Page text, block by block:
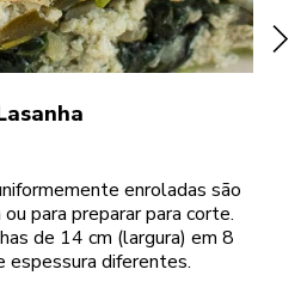
enroladas são
para preparar para corte.
de 14 cm (largura) em 8
espessura diferentes.